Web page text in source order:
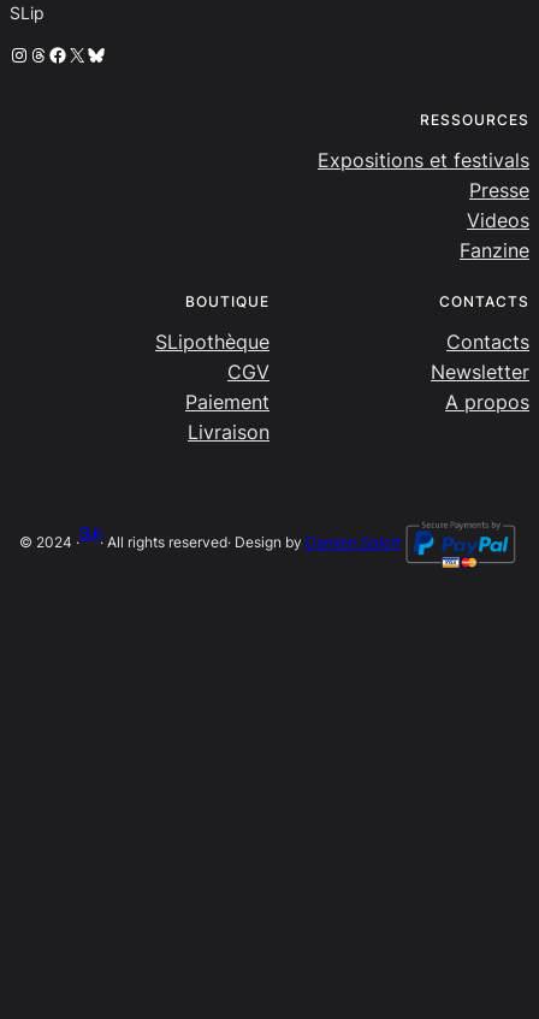
SLip
Instagram
Threads
Facebook
X Bluesky
RESSOURCES
Expositions et festivals
Presse
Videos
Fanzine
BOUTIQUE
SLipothèque
CGV
Paiement
Livraison
CONTACTS
Contacts
Newsletter
A propos
© 2024 ·
SLip
· All rights reserved· Design by Damien Salort